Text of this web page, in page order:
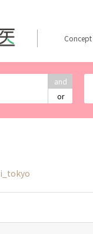
and
or
Concept